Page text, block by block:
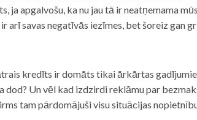
ja apgalvošu, ka nu jau tā ir neatņemama
arī savas negatīvās iezīmes, bet šoreiz
kredīts ir domāts tikai ārkārtas
dod? Un vēl kad izdzirdi reklāmu par
tam pārdomājuši visu situācijas